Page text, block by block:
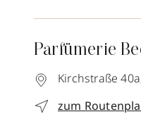
Parfümerie
Kirchstraße
zum